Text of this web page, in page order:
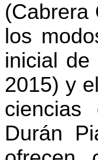
(Cabrera
los
inicial de
2015) y
ciencias
Durán